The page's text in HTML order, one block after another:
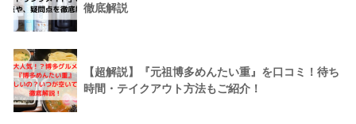
徹底解説
【超解説】『元祖博多めんたい重』を口コミ！待ち
時間・テイクアウト方法もご紹介！